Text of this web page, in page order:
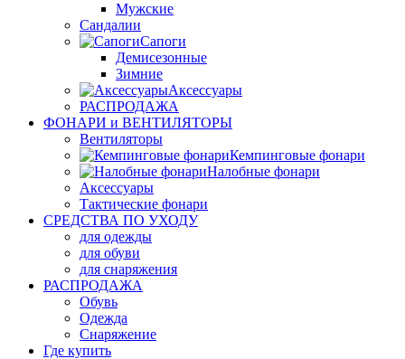
Мужские
Сандалии
Сапоги
Демисезонные
Зимние
Аксессуары
РАСПРОДАЖА
ФОНАРИ и ВЕНТИЛЯТОРЫ
Вентиляторы
Кемпинговые фонари
Налобные фонари
Аксессуары
Тактические фонари
СРЕДСТВА ПО УХОДУ
для одежды
для обуви
для снаряжения
РАСПРОДАЖА
Обувь
Одежда
Снаряжение
Где купить